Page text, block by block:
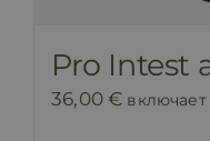
Pro Intest
36,00€